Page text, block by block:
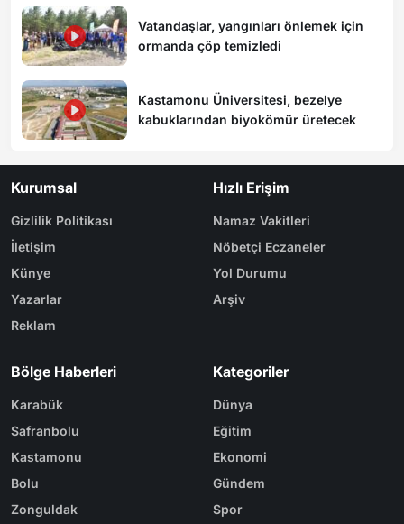
Vatandaşlar, yangınları önlemek için
ormanda çöp temizledi
Kastamonu Üniversitesi, bezelye
kabuklarından biyokömür üretecek
Kurumsal
Gizlilik Politikası
İletişim
Künye
Yazarlar
Reklam
Hızlı Erişim
Namaz Vakitleri
Nöbetçi Eczaneler
Yol Durumu
Arşiv
Bölge Haberleri
Karabük
Safranbolu
Kastamonu
Bolu
Zonguldak
Kategoriler
Dünya
Eğitim
Ekonomi
Gündem
Spor